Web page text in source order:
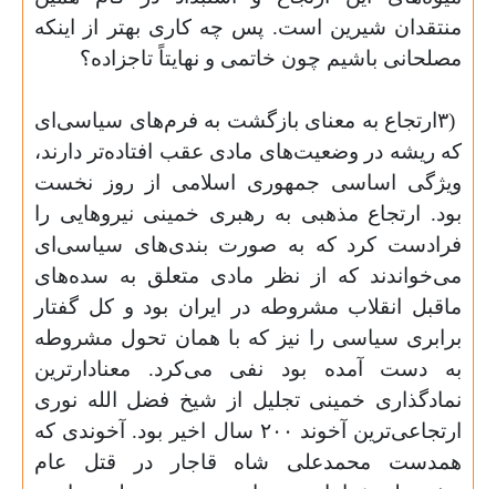
منتقدان شیرین است. پس چه کاری بهتر از اینکه
مصلحانی باشیم چون خاتمی و نهایتاً تاجزاده؟
۳)ارتجاع به معنای بازگشت به فرم‌های سیاسی‌ای
که ریشه در وضعیت‌های مادی عقب افتاده‌تر دارند،
ویژگی اساسی جمهوری اسلامی از روز نخست
بود. ارتجاع مذهبی به رهبری خمینی نیروهایی را
فرادست کرد که به صورت بندی‌های سیاسی‌ای
می‌خواندند که از نظر مادی متعلق به سده‌های
ماقبل انقلاب مشروطه در ایران بود و کل گفتار
برابری سیاسی را نیز که با‌‌ همان تحول مشروطه
به دست آمده بود نفی می‌کرد. معنادار‌ترین
نمادگذاری خمینی تجلیل از شیخ فضل الله نوری
ارتجاعی‌ترین آخوند ۲۰۰ سال اخیر بود. آخوندی که
همدست محمدعلی شاه قاجار در قتل عام